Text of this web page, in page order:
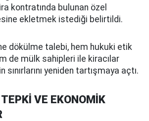
kontratında bulunan özel
ekletmek istediği belirtildi.
dökülme talebi, hem hukuki etik
de mülk sahipleri ile kiracılar
sınırlarını yeniden tartışmaya açtı.
VE EKONOMİK